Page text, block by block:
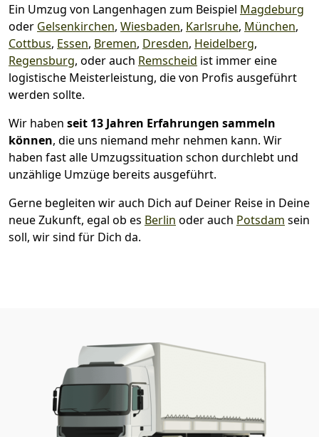
Ein Umzug von Langenhagen zum Beispiel Magdeburg
oder Gelsenkirchen, Wiesbaden, Karlsruhe, München,
Cottbus, Essen, Bremen, Dresden, Heidelberg,
Regensburg, oder auch Remscheid ist immer eine
logistische Meisterleistung, die von Profis ausgeführt
werden sollte.
Wir haben seit 13 Jahren Erfahrungen sammeln
können, die uns niemand mehr nehmen kann. Wir
haben fast alle Umzugssituation schon durchlebt und
unzählige Umzüge bereits ausgeführt.
Gerne begleiten wir auch Dich auf Deiner Reise in Deine
neue Zukunft, egal ob es Berlin oder auch Potsdam sein
soll, wir sind für Dich da.